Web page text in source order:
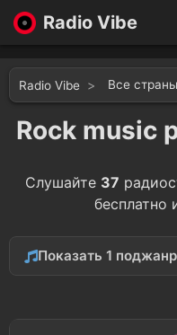
Radio Vibe
New
Genres
Likes
Top 100
Radio Vibe Все страны
Rock music
Слушайте 37
бесплатно
Показать 1